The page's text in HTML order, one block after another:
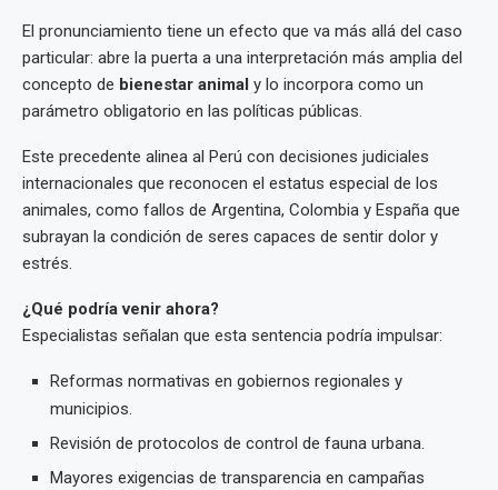
El pronunciamiento tiene un efecto que va más allá del caso
particular: abre la puerta a una interpretación más amplia del
concepto de bienestar animal y lo incorpora como un
parámetro obligatorio en las políticas públicas.
Este precedente alinea al Perú con decisiones judiciales
internacionales que reconocen el estatus especial de los
animales, como fallos de Argentina, Colombia y España que
subrayan la condición de seres capaces de sentir dolor y
estrés.
¿Qué podría venir ahora?
Especialistas señalan que esta sentencia podría impulsar:
Reformas normativas en gobiernos regionales y
municipios.
Revisión de protocolos de control de fauna urbana.
Mayores exigencias de transparencia en campañas